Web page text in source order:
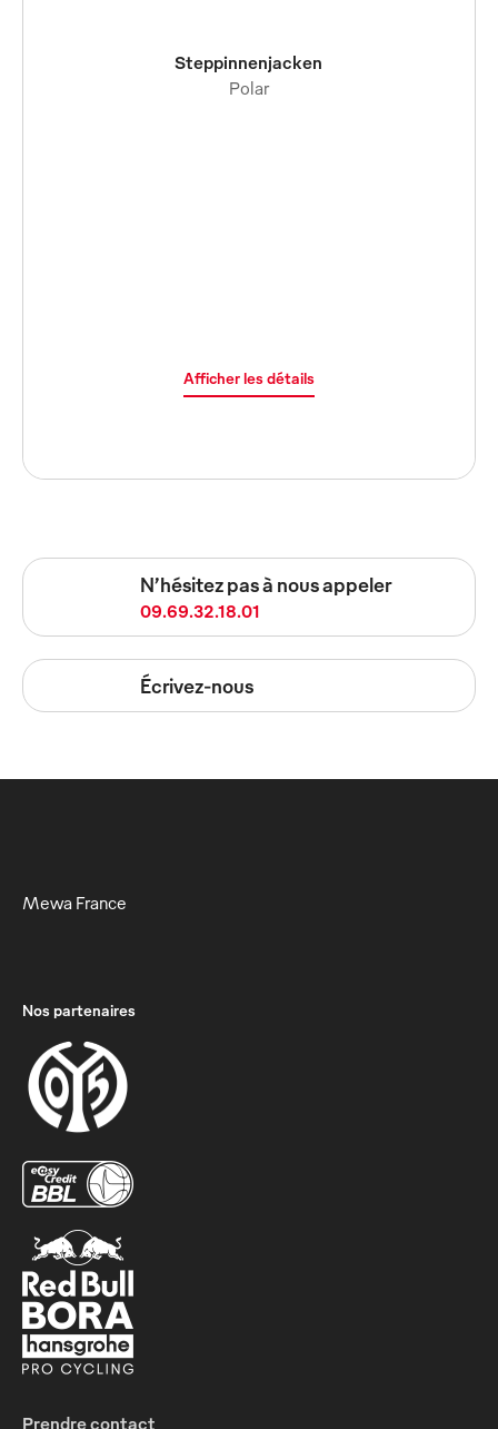
Steppinnenjacken
Polar
Afficher les détails
N’hésitez pas à nous appeler
09.69.32.18.01
Écrivez-nous
Mewa France
Nos partenaires
Prendre contact